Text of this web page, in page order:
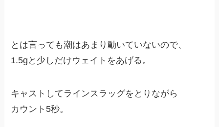
とは言っても潮はあまり動いていないので、
1.5gと少しだけウェイトをあげる。
キャストしてラインスラッグをとりながら
カウント5秒。